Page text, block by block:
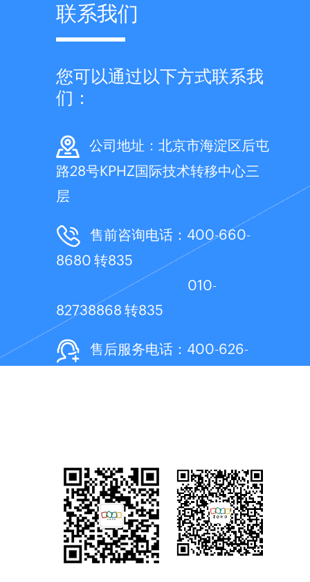
联系我们
您可以通过以下方式联系我
们​：
公司地址：北京市海淀区后屯
路28号KPHZ国际技术转移中心三
层
售前咨询电话：400-660-
8680 转835
010-
82738868 转835
售后服务电话：400-626-